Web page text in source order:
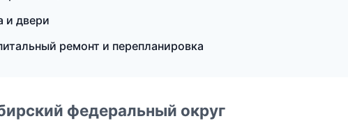
и двери
ремонт и перепланировка
федеральный округ